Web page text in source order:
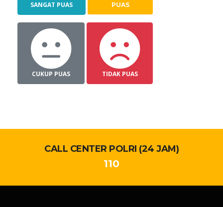
SANGAT PUAS PUAS
CUKUP PUAS TIDAK PUAS
CALL CENTER POLRI (24 JAM)
110